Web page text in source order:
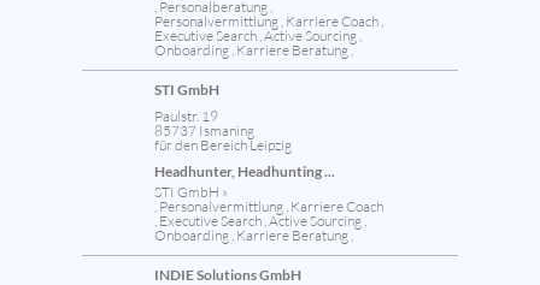
, Personalberatung ,
Personalvermittlung , Karriere Coach ,
Executive Search , Active Sourcing ,
Onboarding , Karriere Beratung ,
STI GmbH
Paulstr. 19
85737 Ismaning
für den Bereich Leipzig
Headhunter, Headhunting ...
STI GmbH »
, Personalvermittlung , Karriere Coach
, Executive Search , Active Sourcing ,
Onboarding , Karriere Beratung ,
INDIE Solutions GmbH